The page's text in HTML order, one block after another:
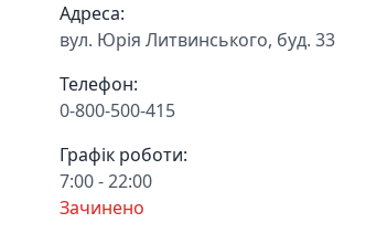
Адреса:
вул. Юрія Литвинського, буд. 33
Телефон:
0-800-500-415
Графік роботи:
7:00 - 22:00
Зачинено